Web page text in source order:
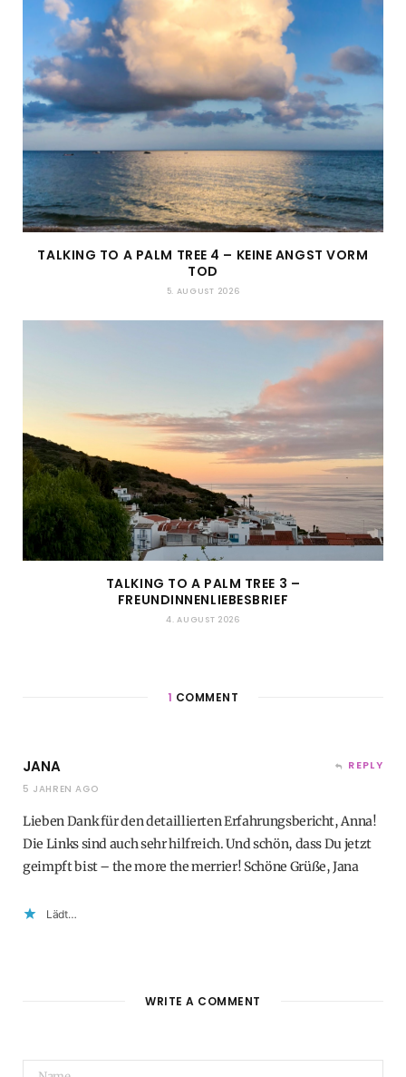
TALKING TO A PALM TREE 4 – KEINE ANGST VORM
TOD
5. AUGUST 2026
TALKING TO A PALM TREE 3 –
FREUNDINNENLIEBESBRIEF
4. AUGUST 2026
1 COMMENT
JANA
5 JAHREN AGO
REPLY
Lieben Dank für den detaillierten Erfahrungsbericht, Anna!
Die Links sind auch sehr hilfreich. Und schön, dass Du jetzt
geimpft bist – the more the merrier! Schöne Grüße, Jana
Lädt…
WRITE A COMMENT